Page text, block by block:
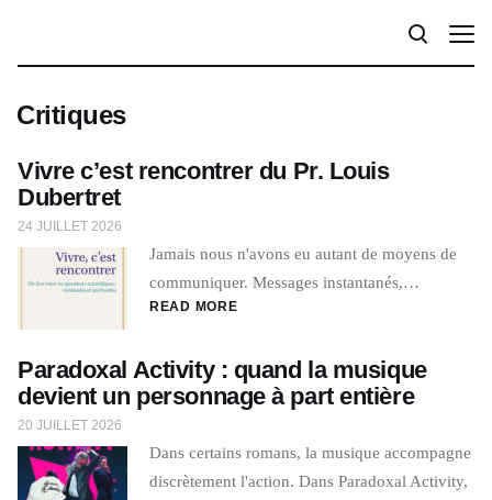
Critiques
Vivre c’est rencontrer du Pr. Louis
Dubertret
24 JUILLET 2026
Jamais nous n'avons eu autant de moyens de
communiquer. Messages instantanés,…
READ MORE
Paradoxal Activity : quand la musique
devient un personnage à part entière
20 JUILLET 2026
Dans certains romans, la musique accompagne
discrètement l'action. Dans Paradoxal Activity,